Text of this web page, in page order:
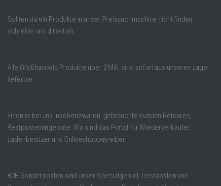
Sollten du ein Produkte in unser Preissuchmschine nicht finden,
schreibe uns direkt an.
Alle Großhandels Produkte über 2 Mill. sind sofort aus unseren Lager
lieferbar.
Finen ie bei uns Insolvenzwaren, gebrauchte Kunden Retouren,
Restpostenangebote. Wir sind das Portal für Wiederverkäufer,
Ladenbesitzer und Onlineshopbetreiber.
B2B Sonderposten sind unser Specialgebiet. Restposten von